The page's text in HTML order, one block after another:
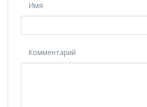
Имя
Комментарий